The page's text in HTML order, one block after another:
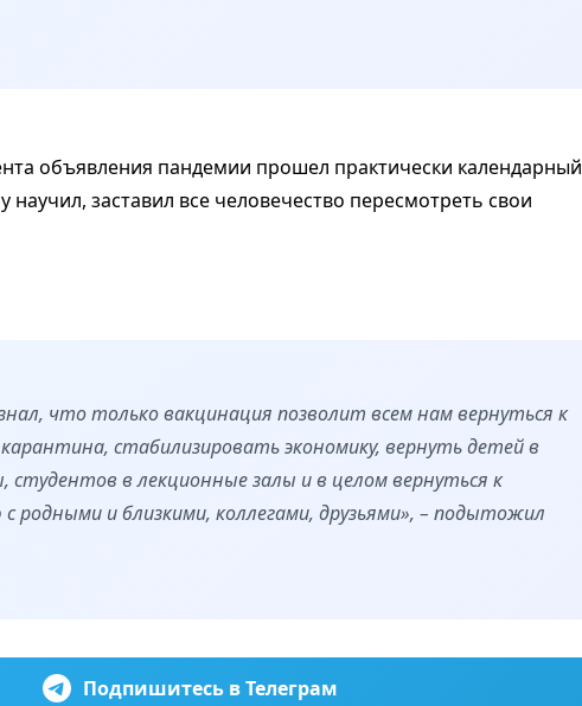
объявления пандемии прошел практически календарный
научил, заставил все человечество пересмотреть свои
что только вакцинация позволит всем нам вернуться к
стабилизировать экономику, вернуть детей в
студентов в лекционные залы и в целом вернуться к
родными и близкими, коллегами, друзьями», – подытожил
Подпишитесь в Телеграм